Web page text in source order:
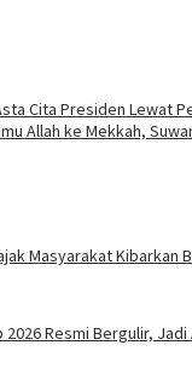
Cita Presiden Lewat
Allah ke Mekkah,
Masyarakat Kibarkan
Resmi Bergulir,